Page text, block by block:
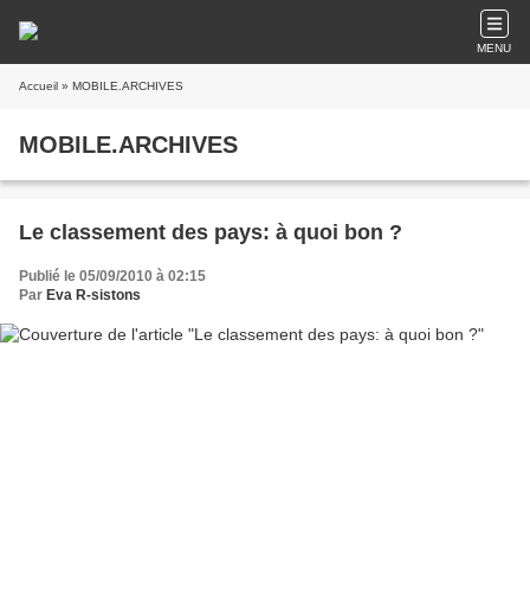
MENU
Accueil » MOBILE.ARCHIVES
MOBILE.ARCHIVES
Le classement des pays: à quoi bon ?
Publié le 05/09/2010 à 02:15
Par Eva R-sistons